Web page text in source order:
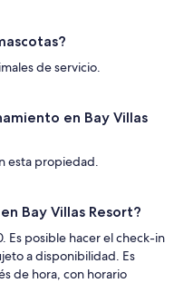
de servicio.
en Bay Villas
esta propiedad.
Bay Villas Resort?
Es posible hacer el check-in
a disponibilidad. Es
de hora, con horario